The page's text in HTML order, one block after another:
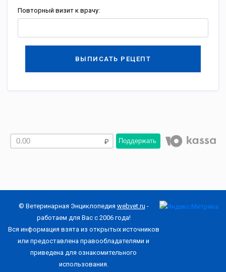
Повторный визит к врачу:
ВЫПИСАТЬ РЕЦЕПТ
Поддержать
© Ветеринарная Энциклопедия webvet.ru -
работаем для Вас с 2006 года!
Вся информация взята из открытых источников
или предоставлена правообладателями и
приведена для ознакомительного
использования.